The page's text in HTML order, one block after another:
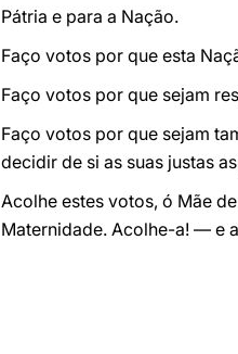
Pátria e para a Nação.
Faço votos por que esta
Faço votos por que sejam
Faço votos por que sejam
decidir de si as suas justas
Acolhe estes votos, ó Mãe
Maternidade. Acolhe-a! — e